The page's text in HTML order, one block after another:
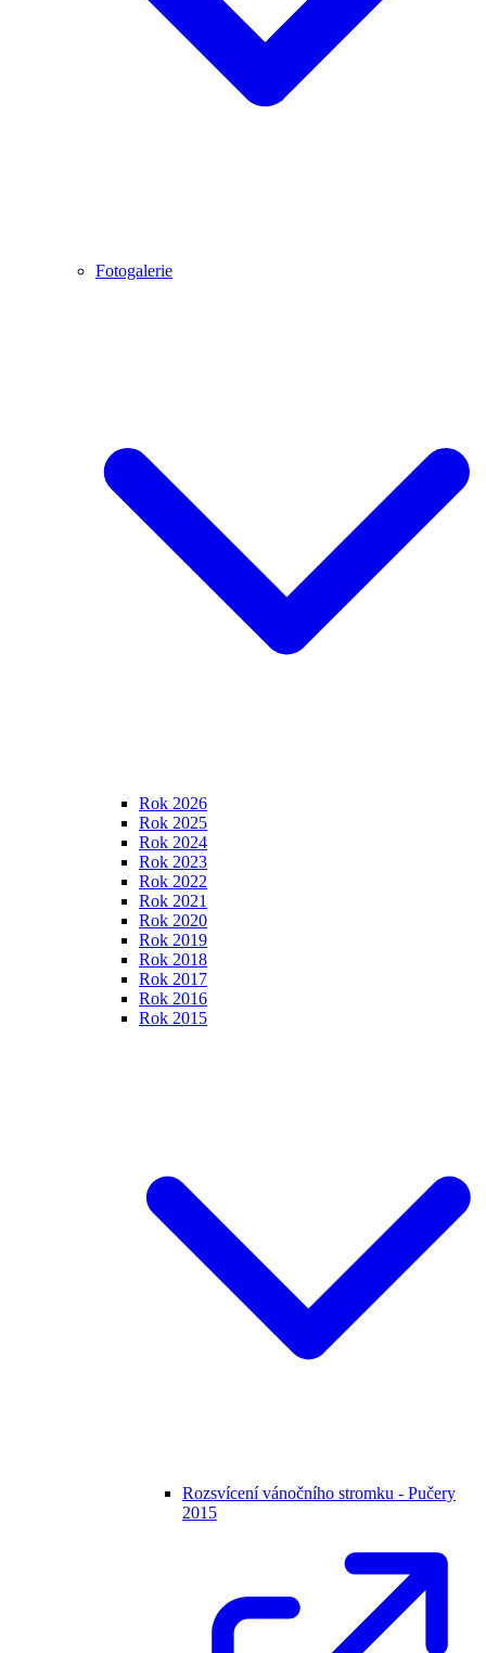
Fotogalerie
Rok 2026
Rok 2025
Rok 2024
Rok 2023
Rok 2022
Rok 2021
Rok 2020
Rok 2019
Rok 2018
Rok 2017
Rok 2016
Rok 2015
Rozsvícení vánočního stromku - Pučery
2015